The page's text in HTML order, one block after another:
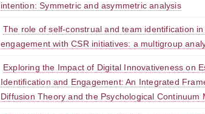
intention: Symmetric and asymmetric analysis
The role of self-construal and team identification in
engagement with CSR initiatives: a multigroup
Exploring the Impact of Digital Innovativeness on
Identification and Engagement: An Integrated
Diffusion Theory and the Psychological Continuum